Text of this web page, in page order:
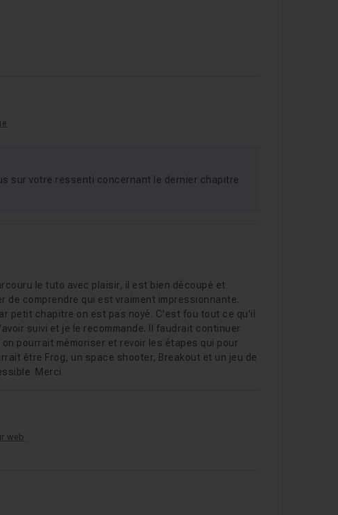
sur votre ressenti concernant le dernier chapitre
le tuto avec plaisir, il est bien découpé et
de comprendre qui est vraiment impressionnante.
petit chapitre on est pas noyé. C'est fou tout ce qu'il
suivi et je le recommande. Il faudrait continuer
pourrait mémoriser et revoir les étapes qui pour
être Frog, un space shooter, Breakout et un jeu de
Merci
web